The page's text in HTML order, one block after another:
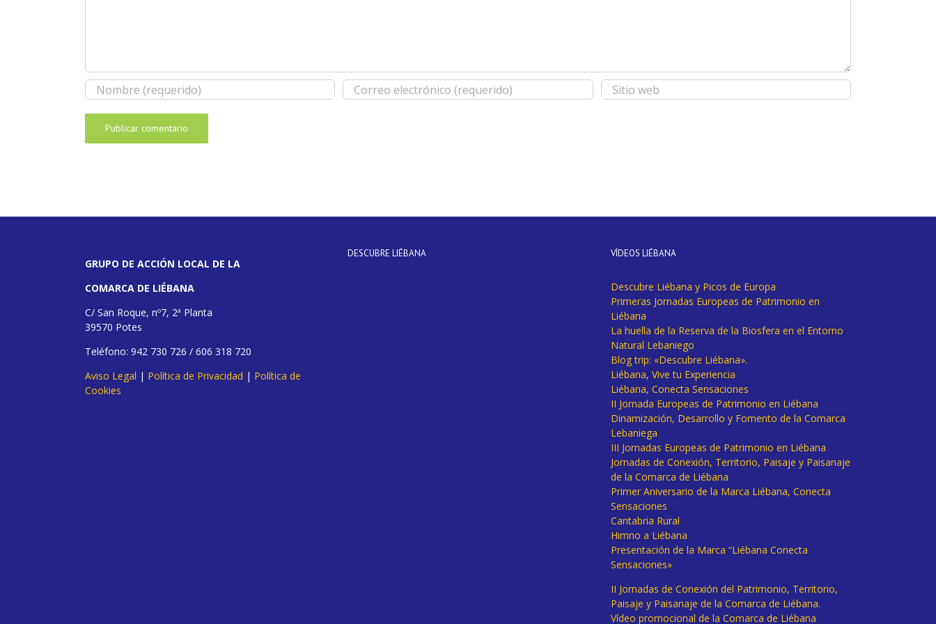
GRUPO DE ACCIÓN LOCAL DE LA
COMARCA DE LIÉBANA
C/ San Roque, nº7, 2ª Planta
39570 Potes
Teléfono: 942 730 726 / 606 318 720
Aviso Legal | Política de Privacidad | Política de
Cookies
DESCUBRE LIÉBANA VÍDEOS LIÉBANA
Descubre Liébana y Picos de Europa
Primeras Jornadas Europeas de Patrimonio en
Liébana
La huella de la Reserva de la Biosfera en el Entorno
Natural Lebaniego
Blog trip: «Descubre Liébana».
Liébana, Vive tu Experiencia
Liébana, Conecta Sensaciones
II Jornada Europeas de Patrimonio en Liébana
Dinamización, Desarrollo y Fomento de la Comarca
Lebaniega
III Jornadas Europeas de Patrimonio en Liébana
Jornadas de Conexión, Territorio, Paisaje y Paisanaje
de la Comarca de Liébana
Primer Aniversario de la Marca Liébana, Conecta
Sensaciones
Cantabria Rural
Himno a Liébana
Presentación de la Marca “Liébana Conecta
Sensaciones»
II Jornadas de Conexión del Patrimonio, Territorio,
Paisaje y Paisanaje de la Comarca de Liébana.
Vídeo promocional de la Comarca de Liébana